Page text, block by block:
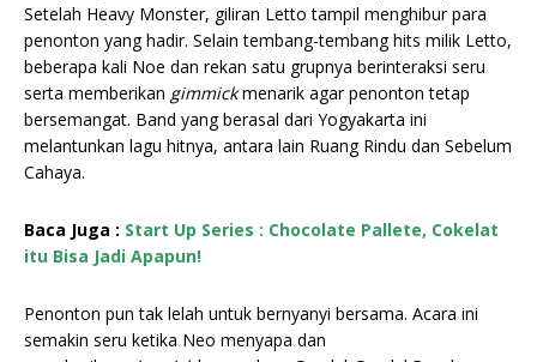
Setelah Heavy Monster, giliran Letto tampil menghibur para
penonton yang hadir. Selain tembang-tembang hits milik Letto,
beberapa kali Noe dan rekan satu grupnya berinteraksi seru
serta memberikan gimmickmenarik agar penonton tetap
bersemangat. Band yang berasal dari Yogyakarta ini
melantunkan lagu hitnya, antara lain Ruang Rindu dan Sebelum
Cahaya.
Baca Juga : Start Up Series : Chocolate Pallete, Cokelat
itu Bisa Jadi Apapun!
Penonton pun tak lelah untuk bernyanyi bersama. Acara ini
semakin seru ketika Neo menyapa dan